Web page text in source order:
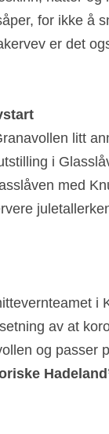
for ikke å
er det
litt
i
med
av at
og passer